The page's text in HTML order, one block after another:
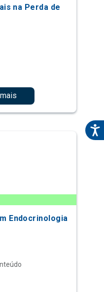
na Perda de
Endocrinologia